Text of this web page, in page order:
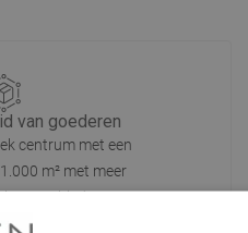
van goederen
centrum met een
m² met meer
biedt meer
producten!